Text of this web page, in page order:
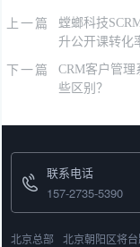
上一篇
螳螂科技
升公开课转化
下一篇
CRM客户管理
些区别？
联系电话
157-2735-5390
北京总部 北京朝阳区将